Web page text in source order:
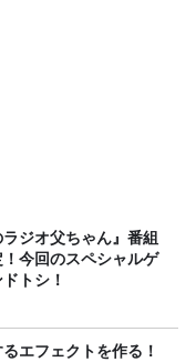
ラジオ父ちゃん』番組
今回のスペシャルゲ
トシ！
エフェクトを作る！